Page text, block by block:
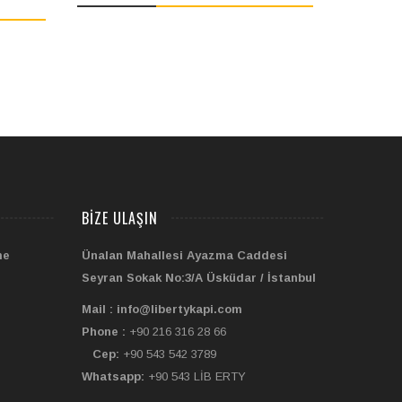
BIZE ULAŞIN
Ünalan Mahallesi Ayazma Caddesi
Seyran Sokak No:3/A Üsküdar / İstanbul
Mail : info@libertykapi.com
Phone : +90 216 316 28 66
Cep: +90 543 542 3789
Whatsapp: +90 543 LİB ERTY